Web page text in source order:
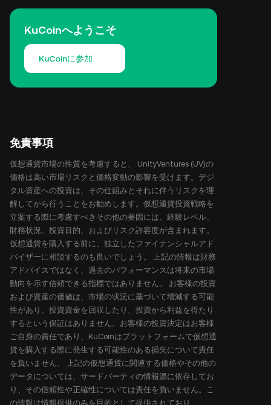
KuCoinへようこそ
KuCoinに参加
免責事項
仮想通貨市場の性質を考慮すると、 UnityVentures (UV)の
価格は高い市場リスクと価格変動の影響を受けます。デジ
タル資産への投資は、その仕組みとそれに伴うリスクを理
解してから行うことをお勧めします。仮想通貨投資戦略を
立案する際に考慮すべきその他の要因には、経験レベル、
財務状況、投資目的、およびリスク許容度が含まれます。
仮想通貨を購入する前に、独立したファイナンシャルアド
バイザーに相談するのも良いでしょう。 上記の情報は財務
アドバイスではなく、過去のパフォーマンスは将来の市場
動向を示す信頼できる指標ではありません。 お客様の投資
および資産の価値は、市場の状況に基づいて増減する可能
性があり、投資資金を回収したり、投資から利益を得たり
するという保証はありません。お客様の投資決定はお客様
ご自身の責任であり、KuCoinはプラットフォームで仮想通
貨を購入する際に発生する可能性のある損失について責任
を負いません。 上記の仮想通貨に関連する価格やその他の
データについては、サードパーティの情報源に依存してお
り、その信頼性や正確性については責任を負いません。こ
の情報は情報提供のみを目的として提供されており、